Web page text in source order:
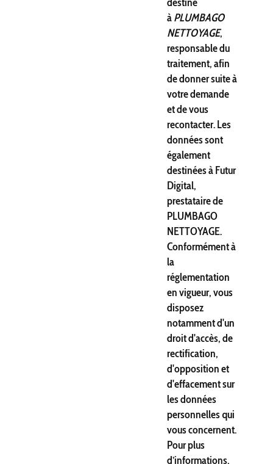
àPLUMBAGO
NETTOYAGE,
responsable du
traitement, afin
de donner suite à
votre demande
et de vous
recontacter. Les
données sont
également
destinées à Futur
Digital,
prestataire de
PLUMBAGO
NETTOYAGE.
Conformément à
la
réglementation
en vigueur, vous
disposez
notamment d'un
droit d'accès, de
rectification,
d'opposition et
d'effacement sur
les données
personnelles qui
vous concernent.
Pour plus
d’informations,